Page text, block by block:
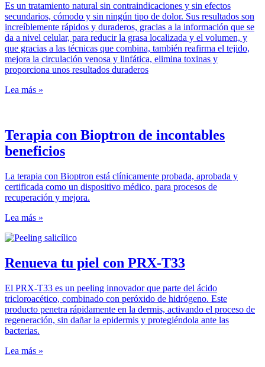
Es un tratamiento natural sin contraindicaciones y sin efectos
secundarios, cómodo y sin ningún tipo de dolor. Sus resultados son
increíblemente rápidos y duraderos, gracias a la información que se
da a nivel celular, para reducir la grasa localizada y el volumen, y
que gracias a las técnicas que combina, también reafirma el tejido,
mejora la circulación venosa y linfática, elimina toxinas y
proporciona unos resultados duraderos
Lea más »
Terapia con Bioptron de incontables
beneficios
La terapia con Bioptron está clínicamente probada, aprobada y
certificada como un dispositivo médico, para procesos de
recuperación y mejora.
Lea más »
Renueva tu piel con PRX-T33
El PRX-T33 es un peeling innovador que parte del ácido
tricloroacético, combinado con peróxido de hidrógeno. Este
producto penetra rápidamente en la dermis, activando el proceso de
regeneración, sin dañar la epidermis y protegiéndola ante las
bacterias.
Lea más »